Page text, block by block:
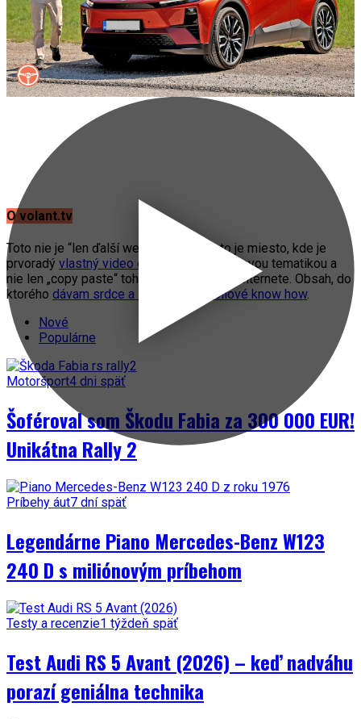
O volant.tv
Toto nie je “len ďalší web o autách”. Toto je miesto, kde je
prvoradý vlastný video obsah
s automobilovou tematikou a
nie len „copy paste“ toho, čo práve fičí na internete. Obsah, do
ktorého dávam srdce a svoje automobilové know how.
Nové
Populárne
Motoršport4 dni späť
Šoféroval som Škodu Fabia za 300 000 EUR!
Unikátna Rally 2
Príbehy áut7 dní späť
Legendárne Piano Mercedes-Benz W123
240 D s miliónovým príbehom
Testy a recenzie1 týždeň späť
Test Audi RS 5 Avant (2026) – keď nadváhu
porazí geniálna technika